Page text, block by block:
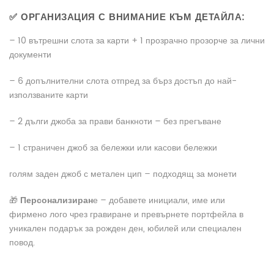
✅ ОРГАНИЗАЦИЯ С ВНИМАНИЕ КЪМ ДЕТАЙЛА:
– 10 вътрешни слота за карти + 1 прозрачно прозорче за лични
документи
– 6 допълнителни слота отпред за бърз достъп до най-
използваните карти
– 2 дълги джоба за прави банкноти – без прегъване
– 1 страничен джоб за бележки или касови бележки
голям заден джоб с метален цип – подходящ за монети
🎁 Персонализиране – добавете инициали, име или
фирмено лого чрез гравиране и превърнете портфейла в
уникален подарък за рожден ден, юбилей или специален
повод.